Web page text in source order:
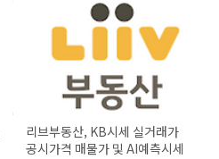
리브부동산, KB시세 실거래가
공시가격 매물가 및 AI예측시세